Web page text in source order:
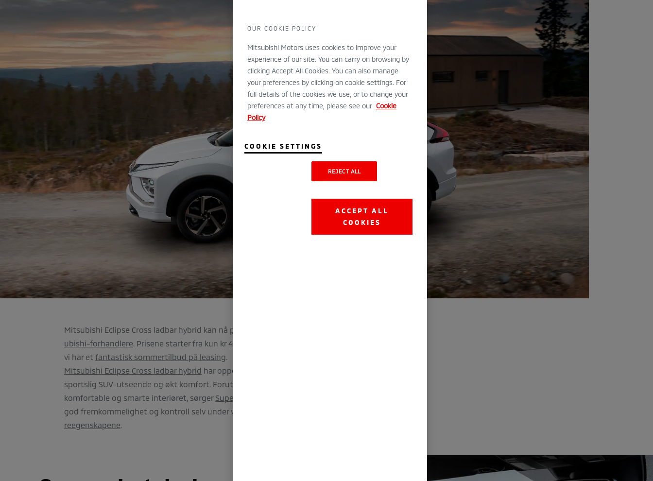
Mitsubishi Eclipse Cross ladbar hybrid kan nå prøvekjøres
ubishi-forhandlere. Prisene starter fra kun kr 449.900 levert forhandler i Drammen, og
vi har et fantastisk sommertilbud på leasing.
Mitsubishi Eclipse Cross ladbar hybrid har oppgradert design med nytt og elegant
sportslig SUV-utseende og økt komfort. Foruten det moderne eksteriøret og det
komfortable og smarte interiøret, sørger Super All Wheel Control (S-AWC)
god fremkommelighet og kontroll selv under vanskelige kjøreforhold.
reegenskapene.
OUR COOKIE POLICY
Mitsubishi Motors uses cookies to improve your
experience of our site. You can carry on browsing by
clicking Accept All Cookies. You can also manage
your preferences by clicking on cookie settings. For
full details of the cookies we use, or to change your
preferences at any time, please see our Cookie
Policy
COOKIE SETTINGS
REJECT ALL
ACCEPT ALL
COOKIES